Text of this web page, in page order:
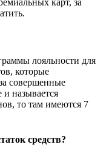
лояльности для
которые
совершенные
называется
то там имеются 7
средств?